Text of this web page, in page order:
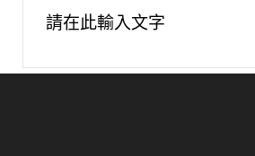
請在此輸入文字